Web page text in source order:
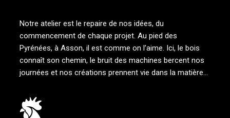
Notre atelier est le repaire de nos idées, du
commencement de chaque projet. Au pied des
Pyrénées, à Asson, il est comme on l’aime. Ici, le bois
connaît son chemin, le bruit des machines bercent nos
journées et nos créations prennent vie dans la matière…